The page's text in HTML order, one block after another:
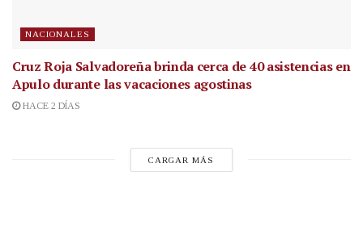
NACIONALES
Cruz Roja Salvadoreña brinda cerca de 40 asistencias en
Apulo durante las vacaciones agostinas
HACE 2 DÍAS
CARGAR MÁS